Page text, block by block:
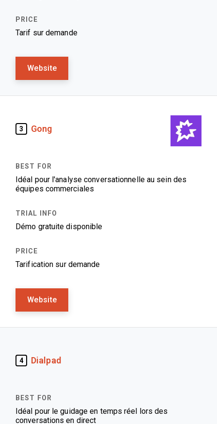
Tarif sur demande
Website
3 Gong
Idéal pour l'analyse conversationnelle au sein des
équipes commerciales
Démo gratuite disponible
Tarification sur demande
Website
4 Dialpad
Idéal pour le guidage en temps réel lors des
conversations en direct